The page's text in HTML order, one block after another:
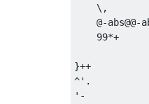
\,
@-abs@@-
99*+
}++
^'.
'-